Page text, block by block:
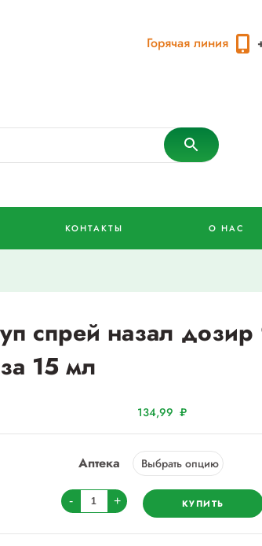
Горячая линия
КОНТАКТЫ О НАС
спрей назал
15 мл
134,99₽
Аптека
-
Количество
товара
Снуп
+ КУПИТЬ